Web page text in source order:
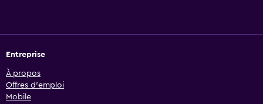
Entreprise
À propos
Offres d’emploi
Mobile